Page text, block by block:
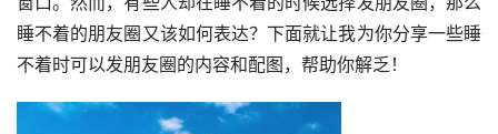
睡不着的朋友圈又该如何表达？下面就让我为你分享一些睡
不着时可以发朋友圈的内容和配图，帮助你解乏！